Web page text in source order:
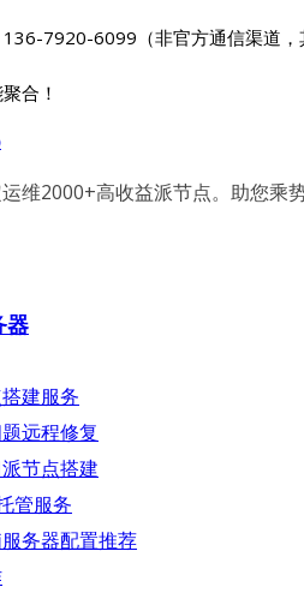
7920-6099（非官方通信渠道，
合！
维2000+高收益派节点。助您乘
器
建服务
远程修复
节点搭建
管服务
务器配置推荐